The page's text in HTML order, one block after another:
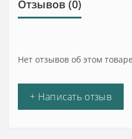
Отзывов (0)
Нет отзывов об этом
+ Написать отзыв